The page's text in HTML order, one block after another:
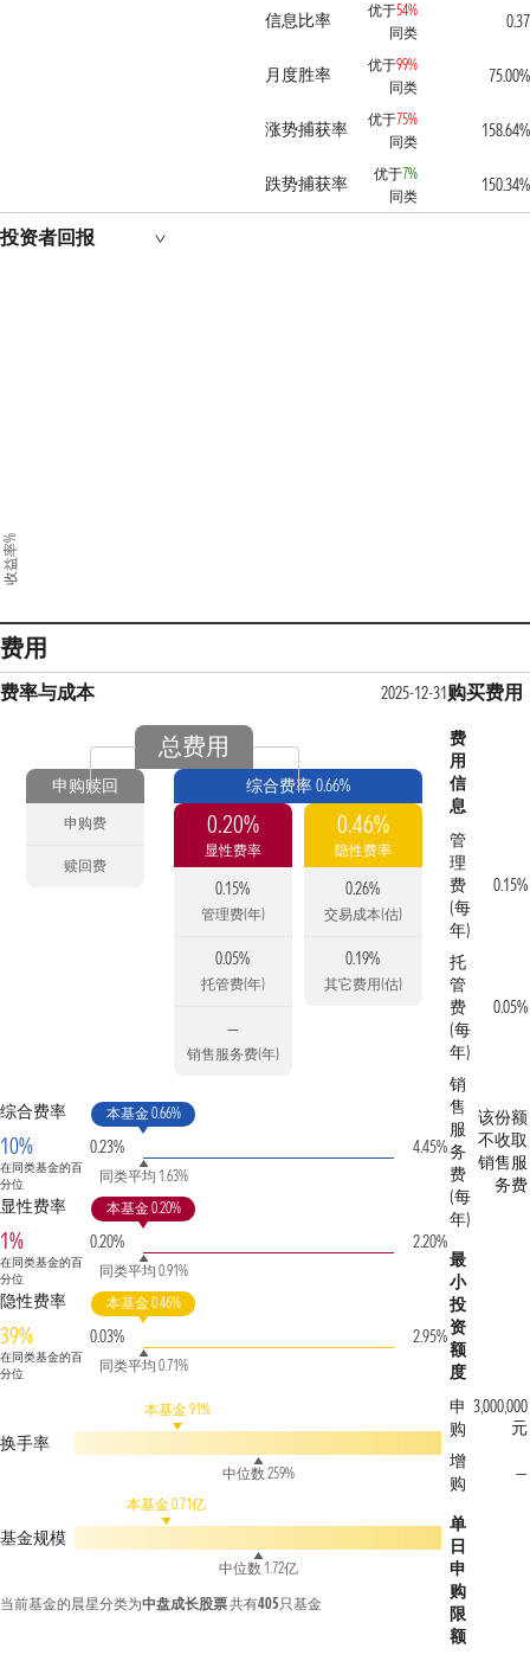
信息比率 优于54%
同类
0.37
月度胜率 优于99%
同类
75.00%
涨势捕获率 优于75%
同类
158.64%
跌势捕获率 优于7%
同类
150.34%
投资者回报
收益率%
费用
费率与成本 2025-12-31
总费用
申购赎回
申购费
赎回费
综合费率 0.66%
0.20%
显性费率
0.15%
管理费(年)
0.05%
托管费(年)
—
销售服务费(年)
0.46%
隐性费率
0.26%
交易成本(估)
0.19%
其它费用(估)
综合费率
10%
在同类基金的百
分位
0.23%
本基金 0.66%
同类平均 1.63%
4.45%
显性费率
1%
在同类基金的百
分位
0.20%
本基金 0.20%
同类平均 0.91%
2.20%
隐性费率
39%
在同类基金的百
分位
0.03%
本基金 0.46%
同类平均 0.71%
2.95%
换手率
本基金 91%
中位数 259%
基金规模
本基金 0.71亿
中位数 1.72亿
当前基金的晨星分类为中盘成长股票共有405只基金
购买费用
费
用
信
息
管
理
费
(每
年)
0.15%
托
管
费
(每
年)
0.05%
销
售
服
务
费
(每
年)
该份额
不收取
销售服
务费
最
小
投
资
额
度
申
购
3,000,000
元
增
购
—
单
日
申
购
限
额